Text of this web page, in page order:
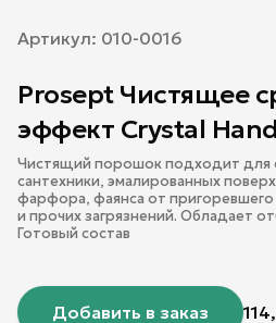
Артикул: 010-0016
Prosept Чистящее
эффект Crystal
Чистящий порошок подходит для
сантехники, эмалированных
фарфора, фаянса от
и прочих загрязнений. Обладает
Готовый состав
Добавить в заказ